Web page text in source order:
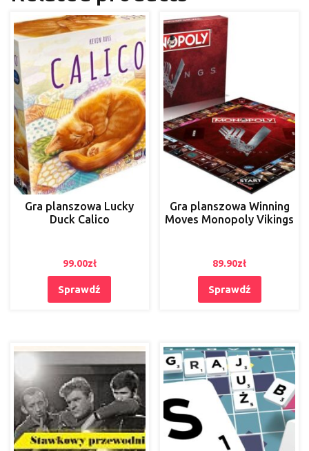
Gra planszowa Lucky
Duck Calico
99.00zł
Sprawdź
Gra planszowa Winning
Moves Monopoly Vikings
89.90zł
Sprawdź